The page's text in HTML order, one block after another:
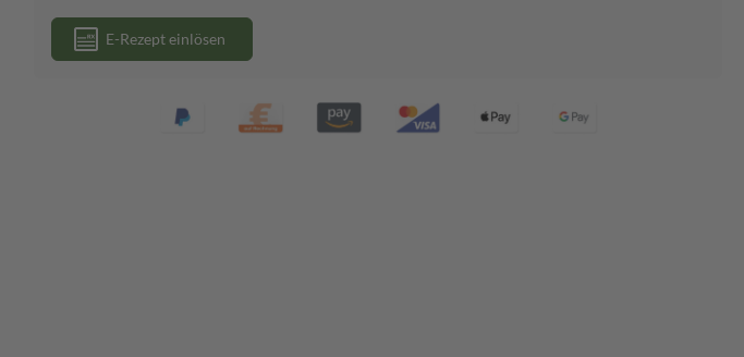
E-Rezept einlösen